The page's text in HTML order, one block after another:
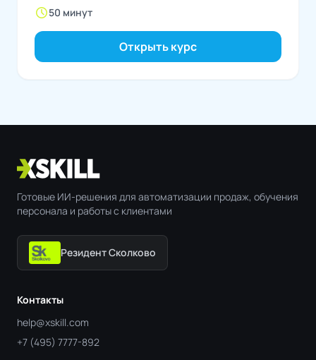
schedule50 минут
Открыть курс
Готовые ИИ-решения для автоматизации продаж, обучения
персонала и работы с клиентами
Резидент Сколково
Контакты
help@xskill.com
+7 (495) 7777-892